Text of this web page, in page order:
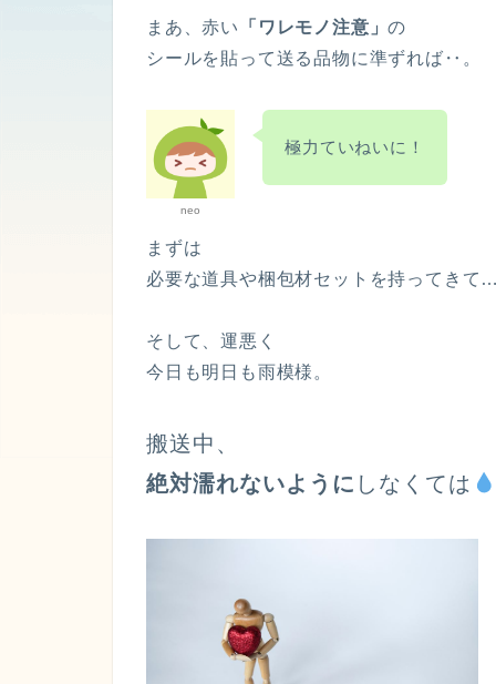
まあ、赤い 「ワレモノ注意」の
シールを貼って送る品物に準ずれば‥。
neo
極力ていねいに！
まずは
必要な道具や梱包材セットを持ってきて
そして、運悪く
今日も明日も雨模様。
搬送中、
絶対濡れないように しなくては